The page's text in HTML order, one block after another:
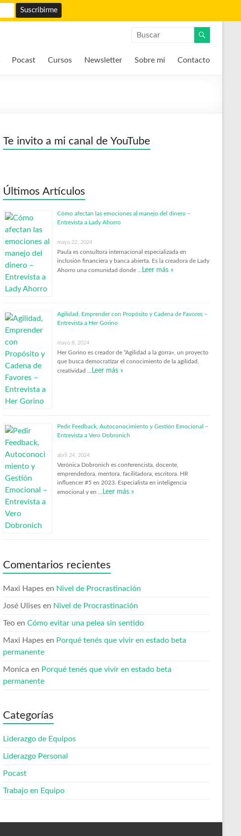
Pocast Cursos Newsletter Sobre mí Contacto
Te invito a mi canal de YouTube
Últimos Artículos
Cómo afectan las emociones al manejo del dinero –
Entrevista a Lady Ahorro
mayo 22, 2024
Paula es consultora internacional especializada en
inclusión financiera y banca abierta. Es la creadora de Lady
Ahorro una comunidad donde …
Leer más »
Agilidad, Emprender con Propósito y Cadena de Favores –
Entrevista a Her Gorino
mayo 8, 2024
Her Gorino es creador de “Agilidad a la gorra», un proyecto
que busca democratizar el conocimiento de la agilidad,
creatividad …
Leer más »
Pedir Feedback, Autoconocimiento y Gestión Emocional –
Entrevista a Vero Dobronich
abril 24, 2024
Verónica Dobronich es conferencista, docente,
emprendedora, mentora, facilitadora, escritora. HR
influencer #5 en 2023. Especialista en inteligencia
emocional y en …
Leer más »
Comentarios recientes
Maxi Hapes en Nivel de Procrastinación
José Ulises en Nivel de Procrastinación
Teo en Cómo evitar una pelea sin sentido
Maxi Hapes en Porqué tenés que vivir en estado beta
permanente
Monica en Porqué tenés que vivir en estado beta
permanente
Categorías
Liderazgo de Equipos
Liderazgo Personal
Pocast
Trabajo en Equipo